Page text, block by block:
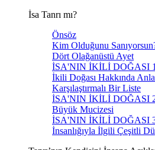
İsa Tanrı mı?
Önsöz
Kim Olduğunu
Dört Olağanüstü Ayet
İSA'NIN İKİLİ DOĞASI 1-
İkili Doğası Hakkında
Karşılaştırmalı Bir Liste
İSA'NIN İKİLİ DOĞASI
Büyük Mucizesi
İSA'NIN İKİLİ DOĞASI 3-
İnsanlığıyla İlgili Çeşitli